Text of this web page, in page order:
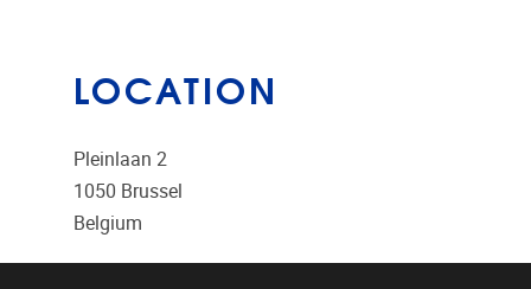
LOCATION
Pleinlaan 2
1050 Brussel
Belgium